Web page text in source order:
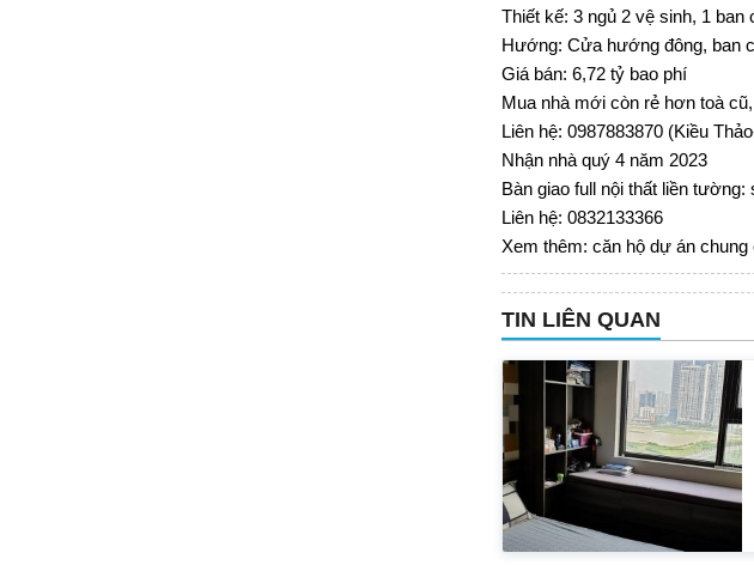
Thiết kế: 3 ngủ 2 vệ sinh, 1 ban
Hướng: Cửa hướng đông, ban
Giá bán: 6,72 tỷ bao phí
Mua nhà mới còn rẻ hơn toà
Liên hệ: 0987883870 (Kiều
Nhận nhà quý 4 năm 2023
Bàn giao full nội thất liền
Liên hệ: 0832133366
Xem thêm: căn hộ dự án
TIN LIÊN QUAN